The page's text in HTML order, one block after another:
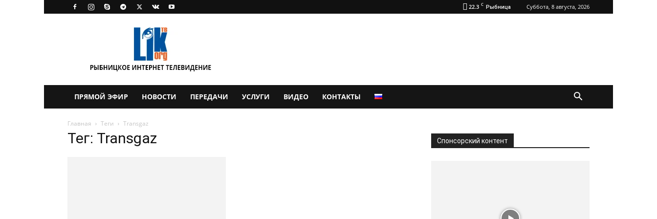
22.3 C Рыбница Суббота, 8 августа, 2026
ПРЯМОЙ ЭФИР НОВОСТИ ПЕРЕДАЧИ УСЛУГИ ВИДЕО КОНТАКТЫ
Главная Теги Transgaz
Тег: Transgaz Спонсорский контент